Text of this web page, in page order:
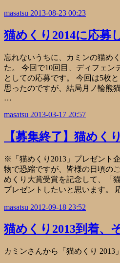
masatsu 2013-08-23 00:23
猫めくり2014に応募
忘れないうちに、カミンの猫め
た。 今回で10回目、ディフェン
としての応募です。 今回は5枚
思ったのですが、結局月ノ輪熊
…
masatsu 2013-03-17 20:57
【募集終了】猫めく
※「猫めくり2013」プレゼント
物で恐縮ですが、皆様の日頃の
めくり大賞受賞を記念して、「
プレゼントしたいと思います。
masatsu 2012-09-18 23:52
猫めくり2013到着、
カミンさんから「猫めくり 2013